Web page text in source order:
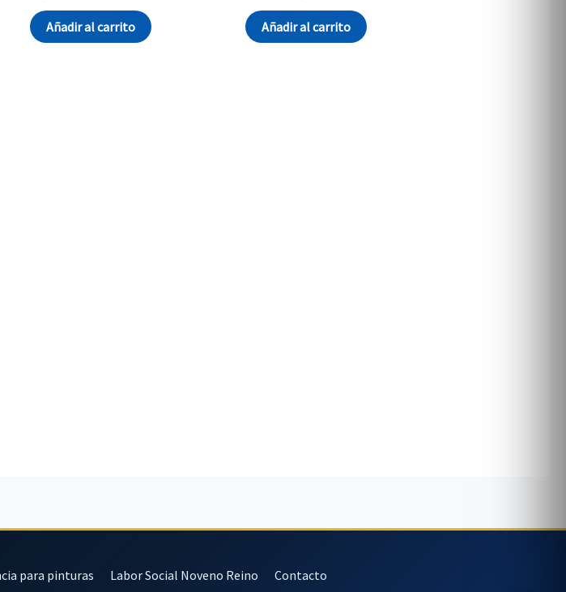
Añadir al carrito
was:
$1,385.00.
is:
$1,340.00.
Añadir al carrito
para pinturas Labor Social Noveno Reino Contacto